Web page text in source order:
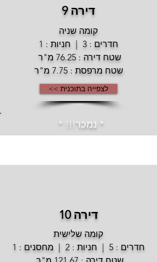
דירה 9
קומה שניה
חדרים : 3 | חניות : 1
שטח דירה : 76.25 מ"ר
שטח מרפסת : 7.75 מ"ר
לצפייה בתוכנית >>
* נמכר!!! *
דירה 10
קומה שלישית
חדרים : 5 | חניות : 2 | מחסנים : 1